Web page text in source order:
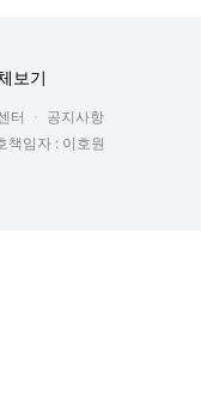
보기
터
공지사항
책임자 : 이호원